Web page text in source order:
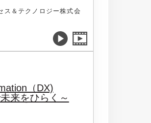
ス＆テクノロジー株式会
（DX)
来をひらく～